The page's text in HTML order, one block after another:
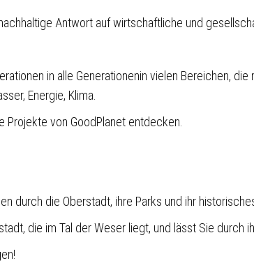
Antwort auf wirtschaftliche und
in alle Generationenin vielen Bereichen,
Energie, Klima.
Projekte von GoodPlanet entdecken.
durch die Oberstadt, ihre Parks und ihr
die im Tal der Weser liegt, und lässt Sie durch